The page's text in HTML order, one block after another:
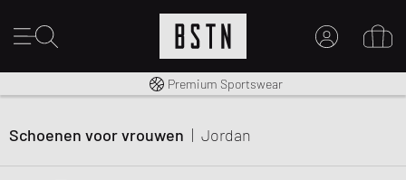
MIJN ACCOUNT
MAAK EEN ACCOUNT AAN
Gratis verzending naar NL vanaf € 100
Premium Sportswear
Schoenen voor vrouwen | Jordan